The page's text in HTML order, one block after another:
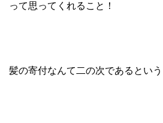
って思ってくれること！
髪の寄付なんて二の次であるとい